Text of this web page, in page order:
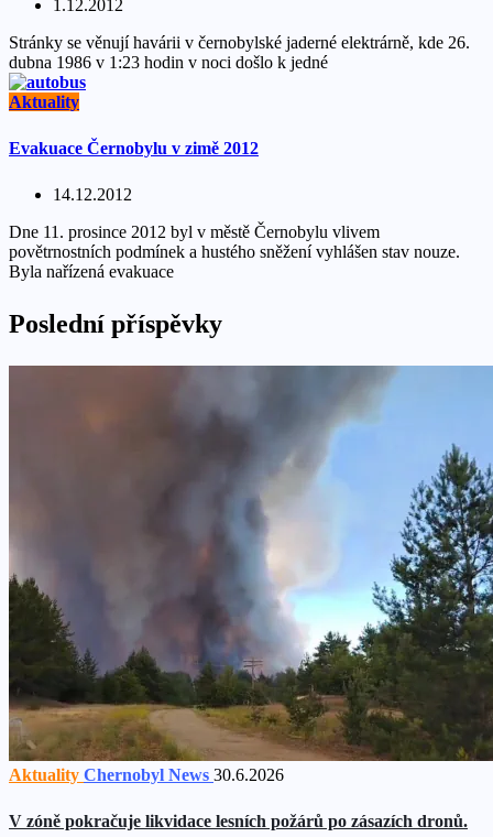
1.12.2012
Stránky se věnují havárii v černobylské jaderné elektrárně, kde 26.
dubna 1986 v 1:23 hodin v noci došlo k jedné
Aktuality
Evakuace Černobylu v zimě 2012
14.12.2012
Dne 11. prosince 2012 byl v městě Černobylu vlivem
povětrnostních podmínek a hustého sněžení vyhlášen stav nouze.
Byla nařízená evakuace
Poslední příspěvky
Aktuality Chernobyl News 30.6.2026
V zóně pokračuje likvidace lesních požárů po zásazích dronů.